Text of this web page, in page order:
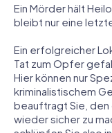
Ein Mörder hält
bleibt nur eine
Ein erfolgreicher
Tat zum Opfer
Hier können nur
kriminalistischem
beauftragt Sie, den
wieder sicher zu